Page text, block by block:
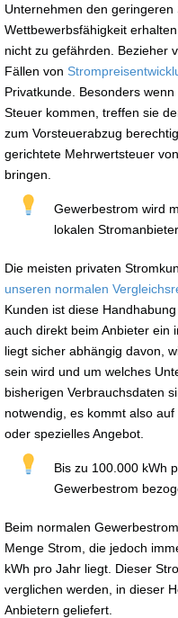
Unternehmen den
Wettbewerbsfähigkeit
nicht zu gefährden. Bezieher
Fällen von
Privatkunde. Besonders
Steuer kommen, treffen sie
zum Vorsteuerabzug
gerichtete Mehrwertsteuer
bringen.
Gewerbestrom wird
lokalen
Die meisten privaten
unseren normalen
Kunden ist diese
auch direkt beim Anbieter ein
liegt sicher abhängig davon,
sein wird und um welches
bisherigen Verbrauchsdaten
notwendig, es kommt also
oder spezielles Angebot.
Bis zu 100.000 kWh
Gewerbestrom
Beim normalen
Menge Strom, die jedoch
kWh pro Jahr liegt. Dieser
verglichen werden, in dieser
Anbietern geliefert.